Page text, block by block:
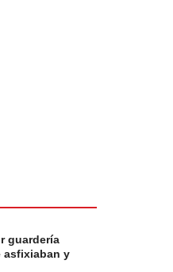
guardería
asfixiaban y